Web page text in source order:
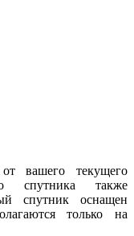
вашего текущего
спутника также
спутник оснащен
только на